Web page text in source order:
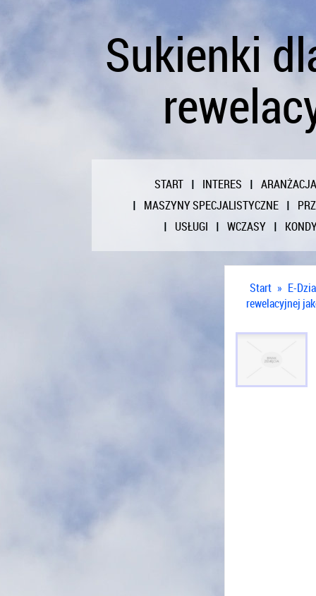
Sukienki
START INTERES
ARANŻACJA
MASZYNY SPECJALISTYCZNE
USŁUGI
WCZASY
Start » E-
rewelacyjnej